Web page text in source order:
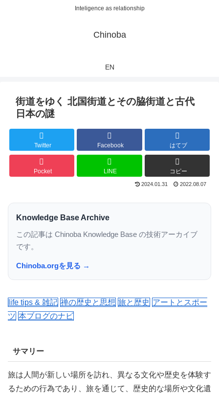
Inteligence as relationship
Chinoba
EN
街道をゆく 北国街道とその脇街道と古代
日本の謎
Twitter Facebook はてブ
Pocket LINE コピー
2024.01.31 2022.08.07
Knowledge Base Archive
この記事は Chinoba Knowledge Base の技術アーカイブ
です。
Chinoba.orgを見る →
life tips & 雑記 禅の歴史と思想 旅と歴史 アートとスポー
ツ 本ブログのナビ
サマリー
旅は人間が新しい場所を訪れ、異なる文化や歴史を体験す
るための行為であり、旅を通じて、歴史的な場所や文化遺